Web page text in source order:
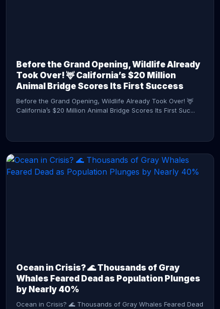
Before the Grand Opening, Wildlife Already
Took Over! 🦌 California’s $20 Million
Animal Bridge Scores Its First Success
Before the Grand Opening, Wildlife Already Took Over! 🦌
California’s $20 Million Animal Bridge Scores Its First Suc...
Ocean in Crisis? 🌊 Thousands of Gray
Whales Feared Dead as Population Plunges
by Nearly 40%
Ocean in Crisis? 🌊 Thousands of Gray Whales Feared Dead